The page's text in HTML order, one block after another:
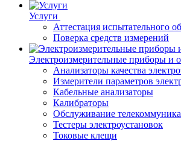
Услуги
Аттестация испытательного
Поверка средств измерений
Электроизмерительные приборы и
Анализаторы качества
Измерители параметров
Кабельные анализаторы
Калибраторы
Обслуживание
Тестеры электроустановок
Токовые клещи